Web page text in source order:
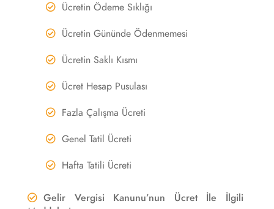
Ücretin Ödeme Sıklığı
Ücretin Gününde Ödenmemesi
Ücretin Saklı Kısmı
Ücret Hesap Pusulası
Fazla Çalışma Ücreti
Genel Tatil Ücreti
Hafta Tatili Ücreti
Gelir Vergisi Kanunu’nun Ücret İle İlgili